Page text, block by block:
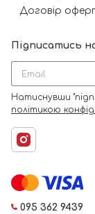
Договір
Підписатись
Натиснувши
політикою
095 362 9439